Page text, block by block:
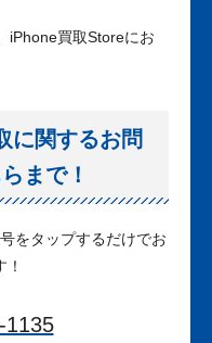
iPhone買取Storeにお
に関するお問
まで！
をタップするだけでお
1135